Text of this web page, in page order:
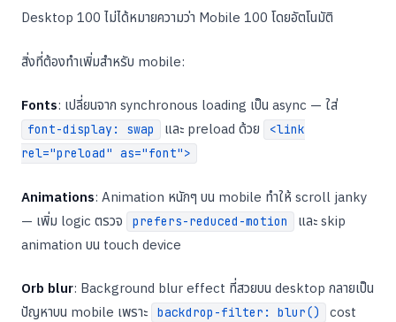
Desktop 100 ไม่ได้หมายความว่า Mobile 100 โดยอัตโนมัติ
สิ่งที่ต้องทำเพิ่มสำหรับ mobile:
Fonts: เปลี่ยนจาก synchronous loading เป็น async — ใส่
font-display: swap และ preload ด้วย
<link
rel="preload" as="font">
Animations: Animation หนักๆ บน mobile ทำให้ scroll janky
— เพิ่ม logic ตรวจ
prefers-reduced-motion
และ skip
animation บน touch device
Orb blur: Background blur effect ที่สวยบน desktop กลายเป็น
ปัญหาบน mobile เพราะ
backdrop-filter: blur()
cost